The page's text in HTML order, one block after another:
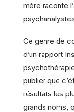
mère raconte
Ce genre de
d’un rapport
publier que
résultats les
grands noms,